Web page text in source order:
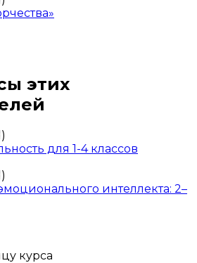
этих
для 1-4 классов
интеллекта: 2–
курса